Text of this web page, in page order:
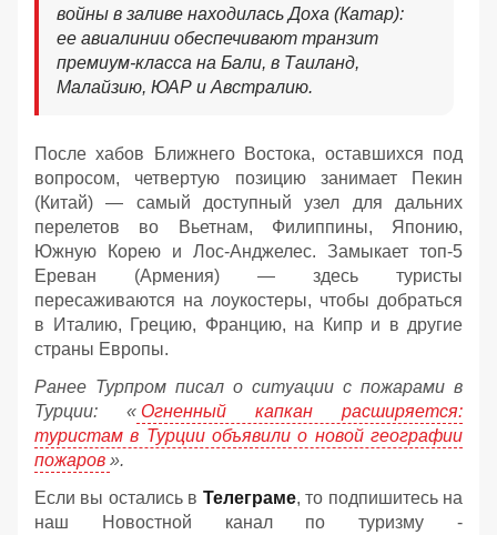
войны в заливе находилась Доха (Катар):
ее авиалинии обеспечивают транзит
премиум-класса на Бали, в Таиланд,
Малайзию, ЮАР и Австралию.
После хабов Ближнего Востока, оставшихся под
вопросом, четвертую позицию занимает Пекин
(Китай) — самый доступный узел для дальних
перелетов во Вьетнам, Филиппины, Японию,
Южную Корею и Лос-Анджелес. Замыкает топ-5
Ереван (Армения) — здесь туристы
пересаживаются на лоукостеры, чтобы добраться
в Италию, Грецию, Францию, на Кипр и в другие
страны Европы.
Ранее Турпром писал о ситуации с пожарами в
Турции: « Огненный капкан расширяется:
туристам в Турции объявили о новой географии
пожаров ».
Если вы остались в Телеграме, то подпишитесь на
наш Новостной канал по туризму -